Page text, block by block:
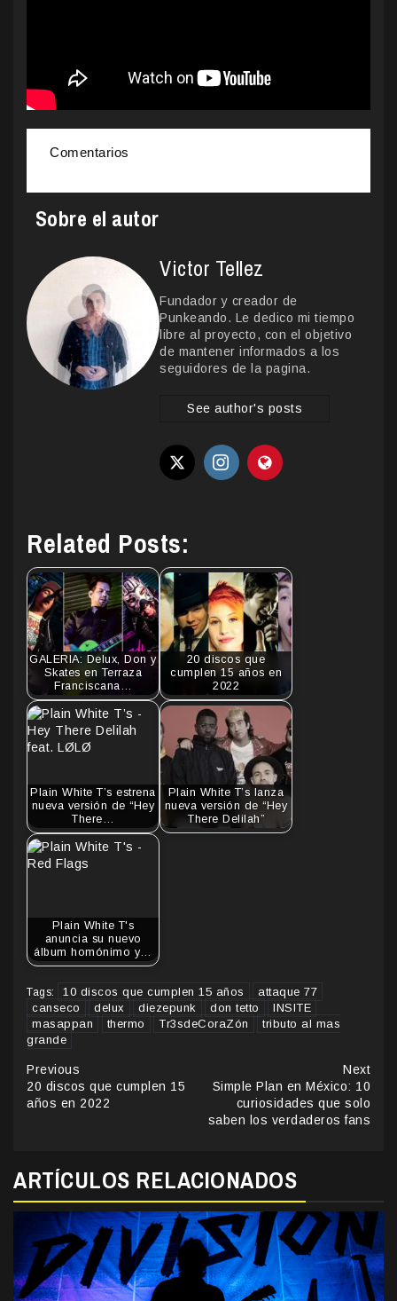
Comentarios
Sobre el autor
Victor Tellez
Fundador y creador de
Punkeando. Le dedico mi tiempo
libre al proyecto, con el objetivo
de mantener informados a los
seguidores de la pagina.
See author's posts
Related Posts:
GALERIA: Delux, Don y
Skates en Terraza
Franciscana…
20 discos que
cumplen 15 años en
2022
Plain White T’s estrena
nueva versión de “Hey
There…
Plain White T’s lanza
nueva versión de “Hey
There Delilah”
Plain White T's
anuncia su nuevo
álbum homónimo y…
Tags: 10 discos que cumplen 15 años
attaque 77
canseco
delux diezepunk don tetto
INSITE
masappan
thermo Tr3sdeCoraZón
tributo al mas
grande
Continue
Reading
Previous
20 discos que cumplen 15
años en 2022
Next
Simple Plan en México: 10
curiosidades que solo
saben los verdaderos fans
ARTÍCULOS RELACIONADOS